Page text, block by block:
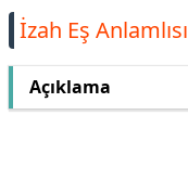
İzah Eş Anlamlısı
Açıklama